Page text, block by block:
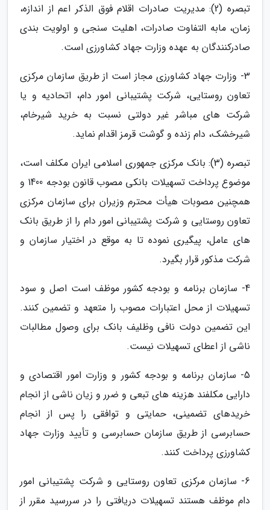
تبصره (2): مدیریت صادرات اقلام فوق الذکر اعم از اندازه،
زمان، مابه التفاوت صادرات، اهلیت سنجی و اولویت بندی
صادرکنندگان به عهده وزارت جهاد کشاورزی است.
3- وزارت جهاد کشاورزی مجاز است از طریق سازمان مرکزی
تعاون روستایی، شرکت پشتیبانی امور دام، اتحادیه و یا
شرکت های مباشر غیر دولتی نسبت به خرید شیرخام،
شیرخشک، دام زنده و گوشت قرمز اقدام نماید.
تبصره (3): بانک مرکزی جمهوری اسلامی ایران مکلف است،
موضوع پرداخت تسهیلات بانکی مصوب قانون بودجه 1400 و
همچنین مصوبات هیأت محترم وزیران برای سازمان مرکزی
تعاون روستایی و شرکت پشتیبانی امور دام را از طریق بانک
های عامل، پیگیری نموده تا به موقع در اختیار سازمان و
شرکت مذکور قرار بگیرد.
4- سازمان برنامه و بودجه کشور موظف است اصل و سود
تسهیلات از محل اعتبارات مصوب را متعهد و تضمین کنند.
این تضمین دولت نافی وظلیف بانک برای وصول مطالبات
ناشی از اعطای تسهیلات نیست.
5- سازمان برنامه و بودجه کشور و وزارت امور اقتصادی و
دارایی مکلفند هزینه های تبعی و ضرر و زیان ناشی از انجام
خریدهای تضمینی، حمایتی و توافقی را پس از انجام
حسابرسی از طریق سازمان حسابرسی و تأیید وزارت جهاد
کشاورزی پرداخت کنند.
6- سازمان مرکزی تعاون روستایی و شرکت پشتیبانی امور
دام موظف هستند تسهیلات دریافتی را در سررسید مقرر از